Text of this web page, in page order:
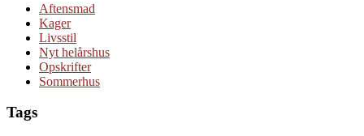
Aftensmad
Kager
Livsstil
Nyt helårshus
Opskrifter
Sommerhus
Tags